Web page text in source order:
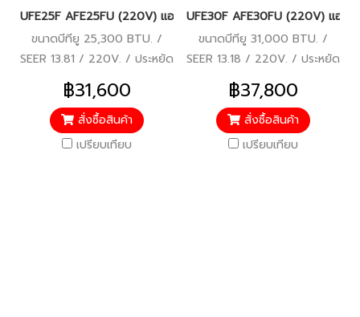
UFE25F AFE25FU (220V) แอร์อีมิเน้นท์ (EMINENT) แบบตั้ง/แข
ขนาดบีทียู 25,300 BTU. /
SEER 13.81 / 220V. / ประหยัด
ไฟเบอร์ 5 / มอก. / รีโมทไร้สาย
/ รับประกันคอมเพรสเซอร์ 5 ปี
฿31,600
สั่งซื้อสินค้า
เปรียบเทียบ
UFE30F AFE30FU (220V) แอร์
ขนาดบีทียู 31,000 BTU. /
SEER 13.18 / 220V. / ประหยัด
ไฟเบอร์ 5 / มอก. / รีโมทไร้สาย
/ รับประกันคอมเพรสเซอร์ 5 ปี
฿37,800
สั่งซื้อสินค้า
เปรียบเทียบ